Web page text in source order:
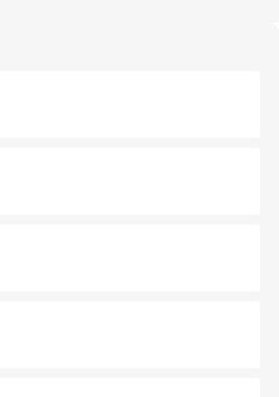
の風情を楽しめる外せないスポット